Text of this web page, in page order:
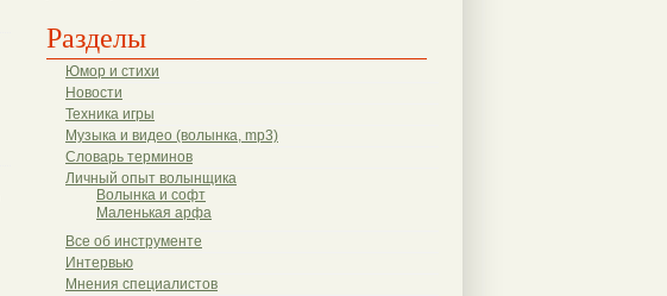
Разделы
Юмор и стихи
Новости
Техника игры
Музыка и видео (волынка, mp3)
Словарь терминов
Личный опыт волынщика
Волынка и софт
Маленькая арфа
Все об инструменте
Интервью
Мнения специалистов